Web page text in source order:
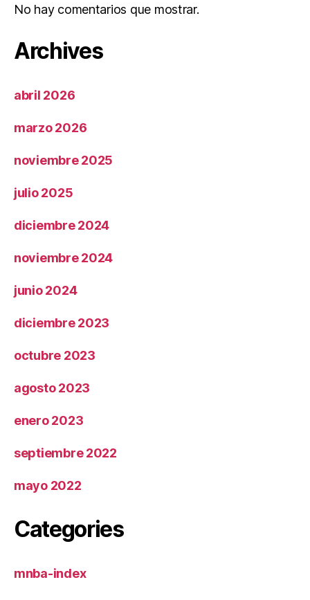
No hay comentarios que mostrar.
Archives
abril 2026
marzo 2026
noviembre 2025
julio 2025
diciembre 2024
noviembre 2024
junio 2024
diciembre 2023
octubre 2023
agosto 2023
enero 2023
septiembre 2022
mayo 2022
Categories
mnba-index